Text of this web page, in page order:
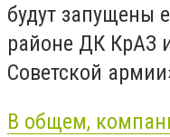
будут запущены
районе ДК КрАЗ
Советской
В общем,